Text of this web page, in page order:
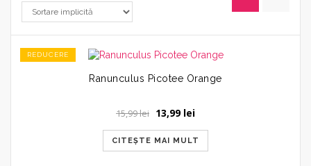
REDUCERE
Ranunculus Picotee Orange
15,99lei Prețul
a
fost:
13,99 leiPrețul
este:
13,99 lei.
CITEȘTE MAI MULT